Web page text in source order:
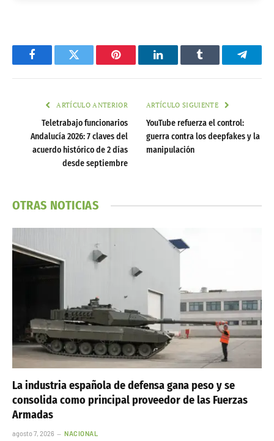
FacebookTwitter Pinterest LinkedInTumblr
ARTÍCULO ANTERIOR
Teletrabajo funcionarios
Andalucía 2026: 7 claves del
acuerdo histórico de 2 días
desde septiembre
ARTÍCULO SIGUIENTE
YouTube refuerza el control:
guerra contra los deepfakes y la
manipulación
OTRAS NOTICIAS
La industria española de defensa gana peso y se
consolida como principal proveedor de las Fuerzas
Armadas
agosto 7, 2026 NACIONAL